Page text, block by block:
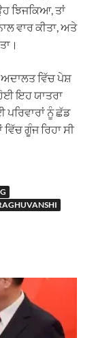
ਝਿਜਕਿਆ, ਤਾਂ
ਵਾਰ ਕੀਤਾ, ਅਤੇ
ਵਿੱਚ ਪੇਸ਼
ਇਹ ਯਾਤਰਾ
ਨੂੰ ਛੱਡ
ਗੂੰਜ ਰਿਹਾ ਸੀ